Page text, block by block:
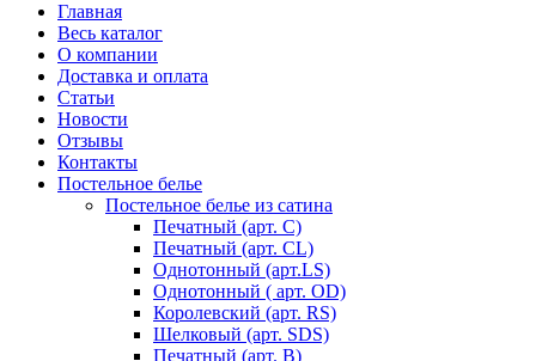
Главная
Весь каталог
О компании
Доставка и оплата
Статьи
Новости
Отзывы
Контакты
Постельное белье
Постельное белье из сатина
Печатный (арт. С)
Печатный (арт. СL)
Однотонный (арт.LS)
Однотонный ( арт. OD)
Королевский (арт. RS)
Шелковый (арт. SDS)
Печатный (арт. В)